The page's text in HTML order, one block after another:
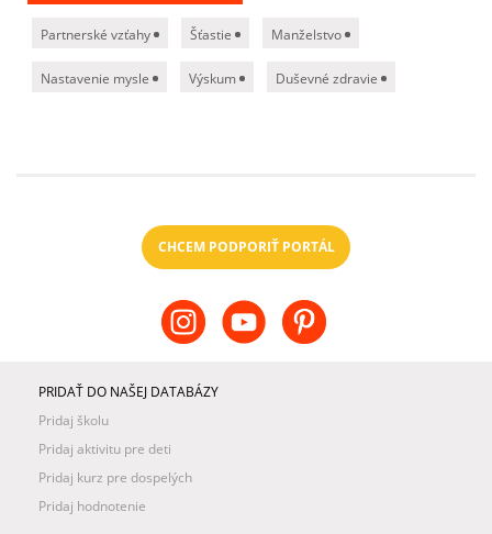
Partnerské vzťahy Šťastie Manželstvo
Nastavenie mysle Výskum Duševné zdravie
CHCEM PODPORIŤ PORTÁL
PRIDAŤ DO NAŠEJ DATABÁZY
Pridaj školu
Pridaj aktivitu pre deti
Pridaj kurz pre dospelých
Pridaj hodnotenie